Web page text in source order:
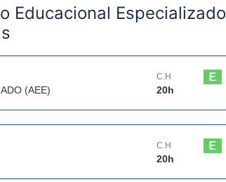
Educacional Especializado
(AEE)
C.H
20h
C.H
20h